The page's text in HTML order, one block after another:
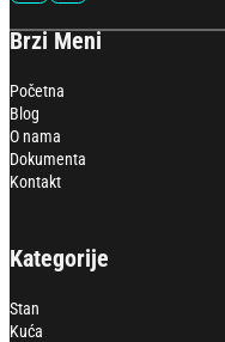
Brzi Meni
Početna
Blog
O nama
Dokumenta
Kontakt
Kategorije
Stan
Kuća